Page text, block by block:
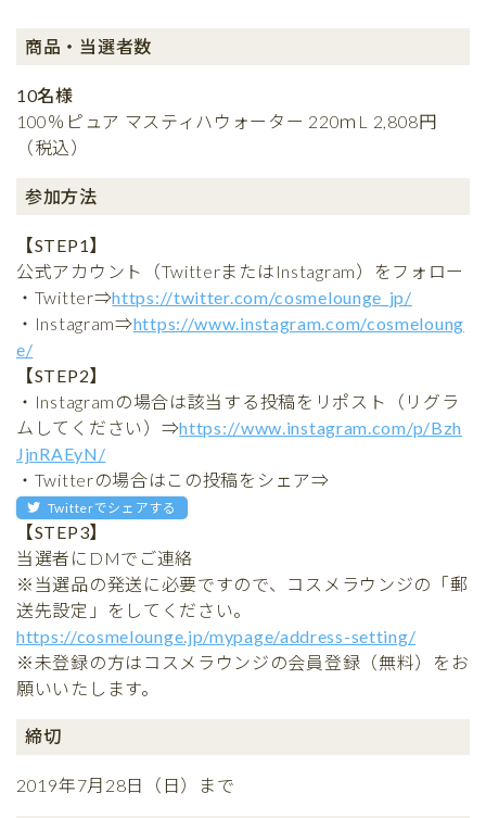
商品・当選者数
10名様
100％ピュア マスティハウォーター 220ｍL 2,808円
（税込）
参加方法
【STEP1】
公式アカウント（TwitterまたはInstagram）をフォロー
・Twitter⇒https://twitter.com/cosmelounge_jp/
・Instagram⇒https://www.instagram.com/cosmeloung
e/
【STEP2】
・Instagramの場合は該当する投稿をリポスト（リグラ
ムしてください）⇒https://www.instagram.com/p/Bzh
JjnRAEyN/
・Twitterの場合はこの投稿をシェア⇒
Twitterでシェアする
【STEP3】
当選者にDMでご連絡
※当選品の発送に必要ですので、コスメラウンジの「郵
送先設定」をしてください。
https://cosmelounge.jp/mypage/address-setting/
※未登録の方はコスメラウンジの会員登録（無料）をお
願いいたします。
締切
2019年7月28日（日）まで